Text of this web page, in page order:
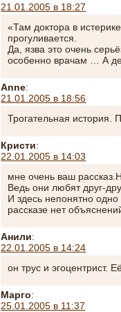
21.01.2005 в 18:27
«Там доктора в
прогуливается.
Да, язва это очень
особенно врачам … А
Anne:
21.01.2005 в 18:56
Трогательная история.
Кристи:
22.01.2005 в 14:03
мне очень ваш
Ведь они любят друг-
И здесь непонятно
рассказе нет
Анили:
22.01.2005 в 14:24
он трус и эгоцентрист.
Марго:
25.01.2005 в 11:37